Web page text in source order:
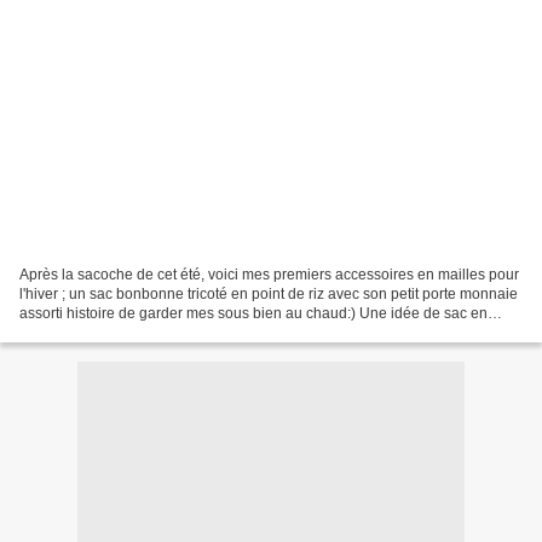
Après la sacoche de cet été, voici mes premiers accessoires en mailles pour
l'hiver ; un sac bonbonne tricoté en point de riz avec son petit porte monnaie
assorti histoire de garder mes sous bien au chaud:) Une idée de sac en